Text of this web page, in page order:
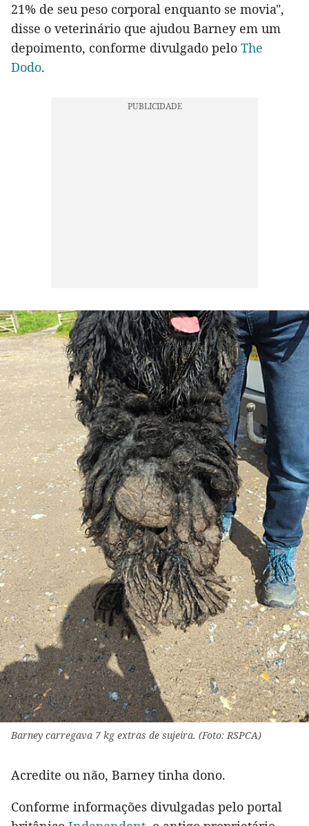
21% de seu peso corporal enquanto se movia",
disse o veterinário que ajudou Barney em um
depoimento, conforme divulgado pelo The
Dodo.
Barney carregava 7 kg extras de sujeira. (Foto: RSPCA)
Acredite ou não, Barney tinha dono.
Conforme informações divulgadas pelo portal